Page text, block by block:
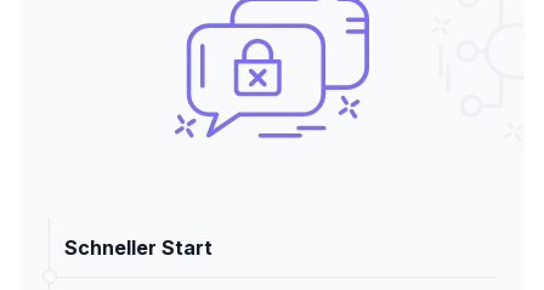
Schneller Start